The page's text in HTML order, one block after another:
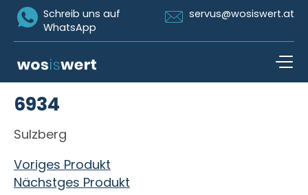
Icon Whatsapp
Schreib uns auf
WhatsApp
Icon Email
servus@wosiswert.at
6934
Sulzberg
Beitragsnavigation
Voriges Produkt
Nächstges Produkt